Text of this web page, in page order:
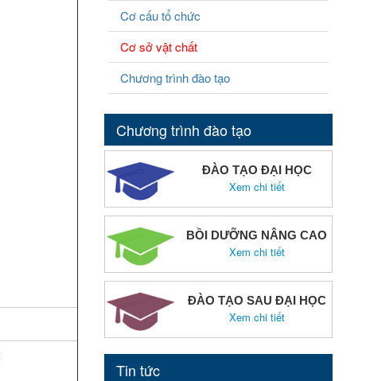
Cơ cấu tổ chức
Cơ sở vật chất
Chương trình đào tạo
Chương trình đào tạo
ĐÀO TẠO ĐẠI HỌC
Xem chi tiết
BỒI DƯỠNG NÂNG CAO
Xem chi tiết
ĐÀO TẠO SAU ĐẠI HỌC
Xem chi tiết
Tin tức